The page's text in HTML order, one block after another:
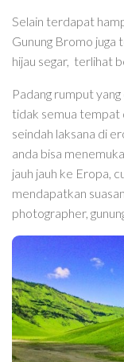
Selain terdapat
Gunung Bromo juga
hijau segar, terlihat
Padang rumput yang
tidak semua tempat
seindah laksana di
anda bisa
jauh jauh ke Eropa,
mendapatkan
photographer,